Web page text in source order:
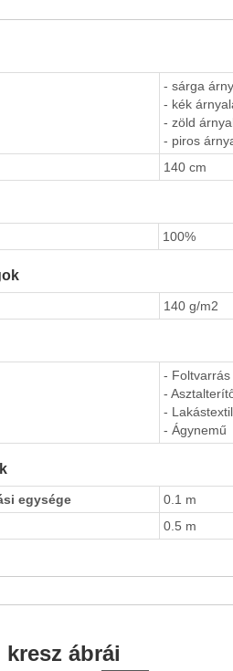
- sárga
- kék
- zöld
- piros
140 cm
100%
140 g/m2
- Foltvarrás
-
- Lakástextil
- Ágynemű
egysége
0.1 m
0.5 m
ábrái